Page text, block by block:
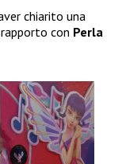
chiarito una
con Perla